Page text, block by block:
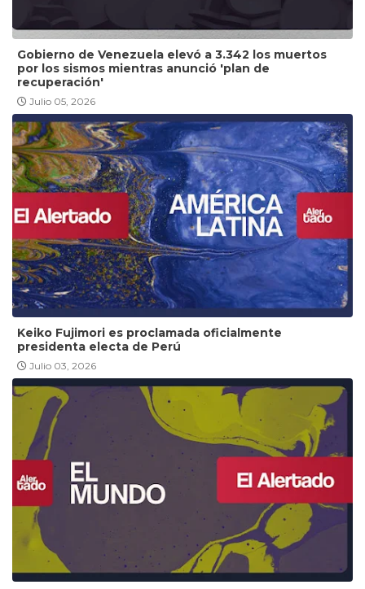
Gobierno de Venezuela elevó a 3.342 los muertos
por los sismos mientras anunció 'plan de
recuperación'
Julio 05, 2026
Keiko Fujimori es proclamada oficialmente
presidenta electa de Perú
Julio 03, 2026